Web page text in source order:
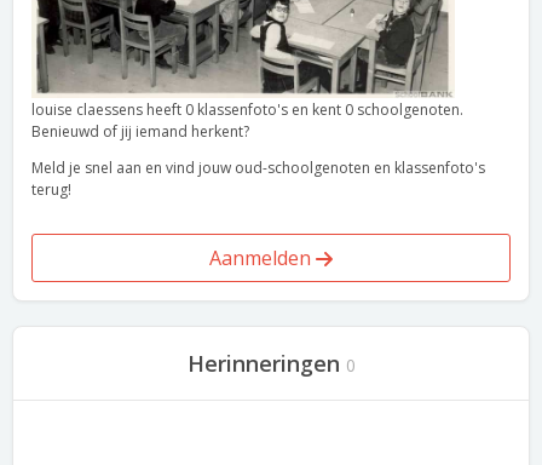
louise claessens heeft 0 klassenfoto's en kent 0 schoolgenoten.
Benieuwd of jij iemand herkent?
Meld je snel aan en vind jouw oud-schoolgenoten en klassenfoto's
terug!
Aanmelden
Herinneringen 0